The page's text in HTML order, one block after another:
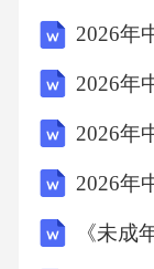
宿、交通、
的带动效应
和义务。交
权、公平交
义务。景区
2026年